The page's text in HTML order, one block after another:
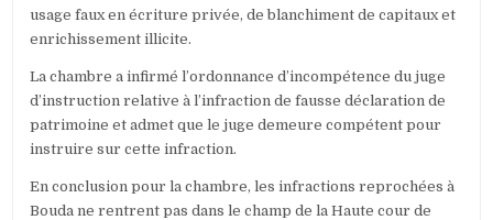
usage faux en écriture privée, de blanchiment de capitaux et
enrichissement illicite.
La chambre a infirmé l’ordonnance d’incompétence du juge
d’instruction relative à l’infraction de fausse déclaration de
patrimoine et admet que le juge demeure compétent pour
instruire sur cette infraction.
En conclusion pour la chambre, les infractions reprochées à
Bouda ne rentrent pas dans le champ de la Haute cour de